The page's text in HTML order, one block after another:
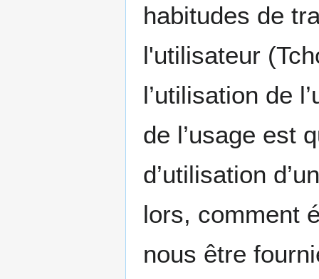
habitudes de
l'utilisateur
l’utilisation de
de l’usage est
d’utilisation
lors, comment
nous être